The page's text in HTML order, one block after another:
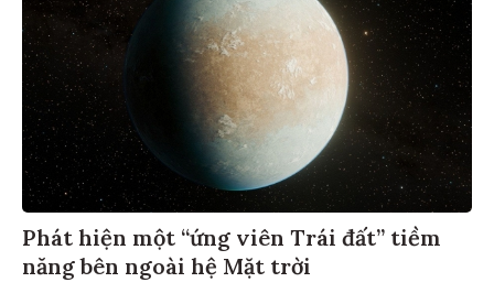
Phát hiện một “ứng viên Trái đất” tiềm
năng bên ngoài hệ Mặt trời